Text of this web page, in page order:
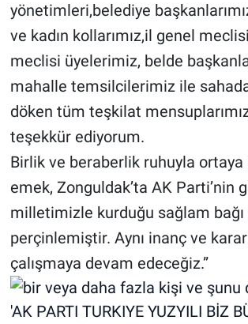
yönetimleri,belediye
ve kadın kollarımız,il genel
meclisi üyelerimiz, belde
mahalle temsilcilerimiz ile
döken tüm teşkilat
teşekkür ediyorum.
Birlik ve beraberlik ruhuyla ortaya
emek, Zonguldak’ta AK Parti’nin
milletimizle kurduğu sağlam bağı
perçinlemiştir. Aynı inanç ve
çalışmaya devam edeceğiz.”